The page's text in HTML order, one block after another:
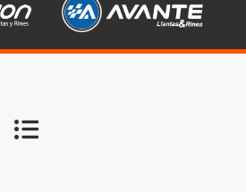
Llantas Emotion S.A.S. – NIT 901.220.253-9